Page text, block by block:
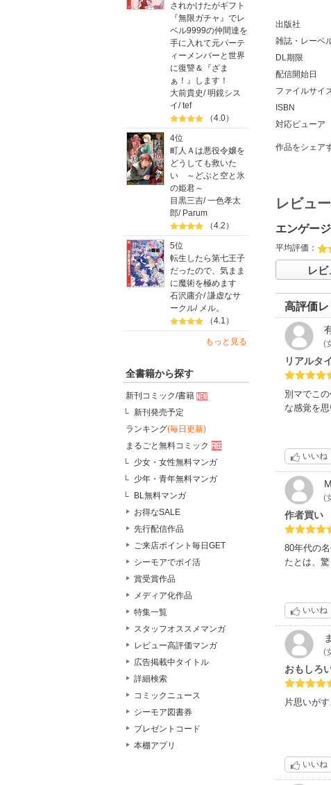
されかけたがギフト
『無限ガチャ』でレ
ベル9999の仲間達を
手に入れて元パーテ
ィーメンバーと世界
に復讐＆『ざま
ぁ！』します！
大前貴史/明鏡シス
イ/tef
（4.0）
4位
町人Ａは悪役令嬢を
どうしても救いた
い ～どぶと空と氷
の姫君～
目黒三吉/一色孝太
郎/ Parum
（4.2）
5位
転生したら第七王子
だったので、気まま
に魔術を極めます
石沢庸介/謙虚なサ
ークル/ メル。
（4.1）
もっと見る
全書籍から探す
新刊コミック/書籍
新刊発売予定
ランキング(毎日更新)
まるごと無料コミック
少女・女性無料マンガ
少年・青年無料マンガ
BL無料マンガ
お得なSALE
先行配信作品
ご来店ポイント毎日GET
シーモアでポイ活
賞受賞作品
メディア化作品
特集一覧
スタッフオススメマンガ
レビュー高評価マンガ
広告掲載中タイトル
詳細検索
コミックニュース
シーモア図書券
プレゼントコード
本棚アプリ
出版社
雑誌・レーベ
DL期限
配信開始日
ファイルサイ
ISBN
対応ビューア
作品をシェア
レビュー
エンゲー
平均評価：
レビ
高評価
(
リアルタ
別マでこ
な感覚を
いいね
(
作者買い
80年代の
たとは、
いいね
(
おもしろ
片思いが
いいね